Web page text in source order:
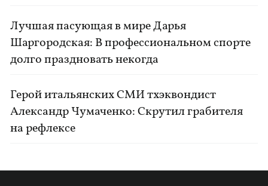
Лучшая пасующая в мире Дарья
Шаргородская: В профессиональном спорте
долго праздновать некогда
Герой итальянских СМИ тхэквондист
Александр Чумаченко: Скрутил грабителя
на рефлексе